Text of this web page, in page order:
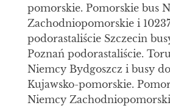
pomorskie. Pomorskie bus
Zachodniopomorskie i
podorastaliście Szczecin
Poznań podorastaliście.
Niemcy Bydgoszcz i busy
Kujawsko-pomorskie.
Niemcy